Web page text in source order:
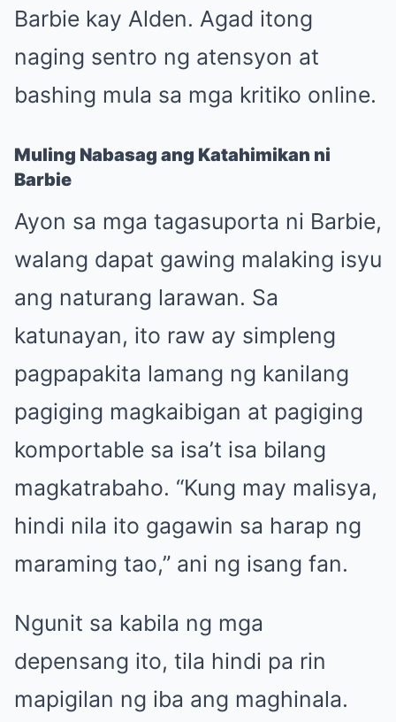
Barbie kay Alden. Agad itong
naging sentro ng atensyon at
bashing mula sa mga kritiko online.
Muling Nabasag ang Katahimikan ni
Barbie
Ayon sa mga tagasuporta ni Barbie,
walang dapat gawing malaking isyu
ang naturang larawan. Sa
katunayan, ito raw ay simpleng
pagpapakita lamang ng kanilang
pagiging magkaibigan at pagiging
komportable sa isa’t isa bilang
magkatrabaho. “Kung may malisya,
hindi nila ito gagawin sa harap ng
maraming tao,” ani ng isang fan.
Ngunit sa kabila ng mga
depensang ito, tila hindi pa rin
mapigilan ng iba ang maghinala.